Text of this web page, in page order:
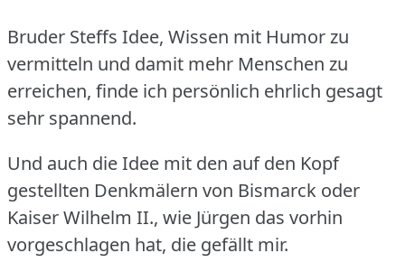
Bruder Steffs Idee, Wissen mit Humor zu
vermitteln und damit mehr Menschen zu
erreichen, finde ich persönlich ehrlich gesagt
sehr spannend.
Und auch die Idee mit den auf den Kopf
gestellten Denkmälern von Bismarck oder
Kaiser Wilhelm II., wie Jürgen das vorhin
vorgeschlagen hat, die gefällt mir.